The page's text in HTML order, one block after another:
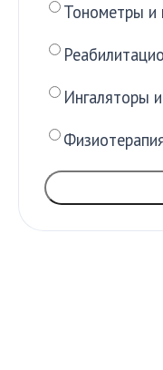
Тонометры и
Ингаляторы